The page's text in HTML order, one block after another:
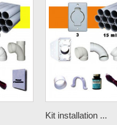
Kit installation ...